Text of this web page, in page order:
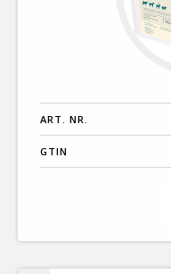
ART. NR.
GTIN